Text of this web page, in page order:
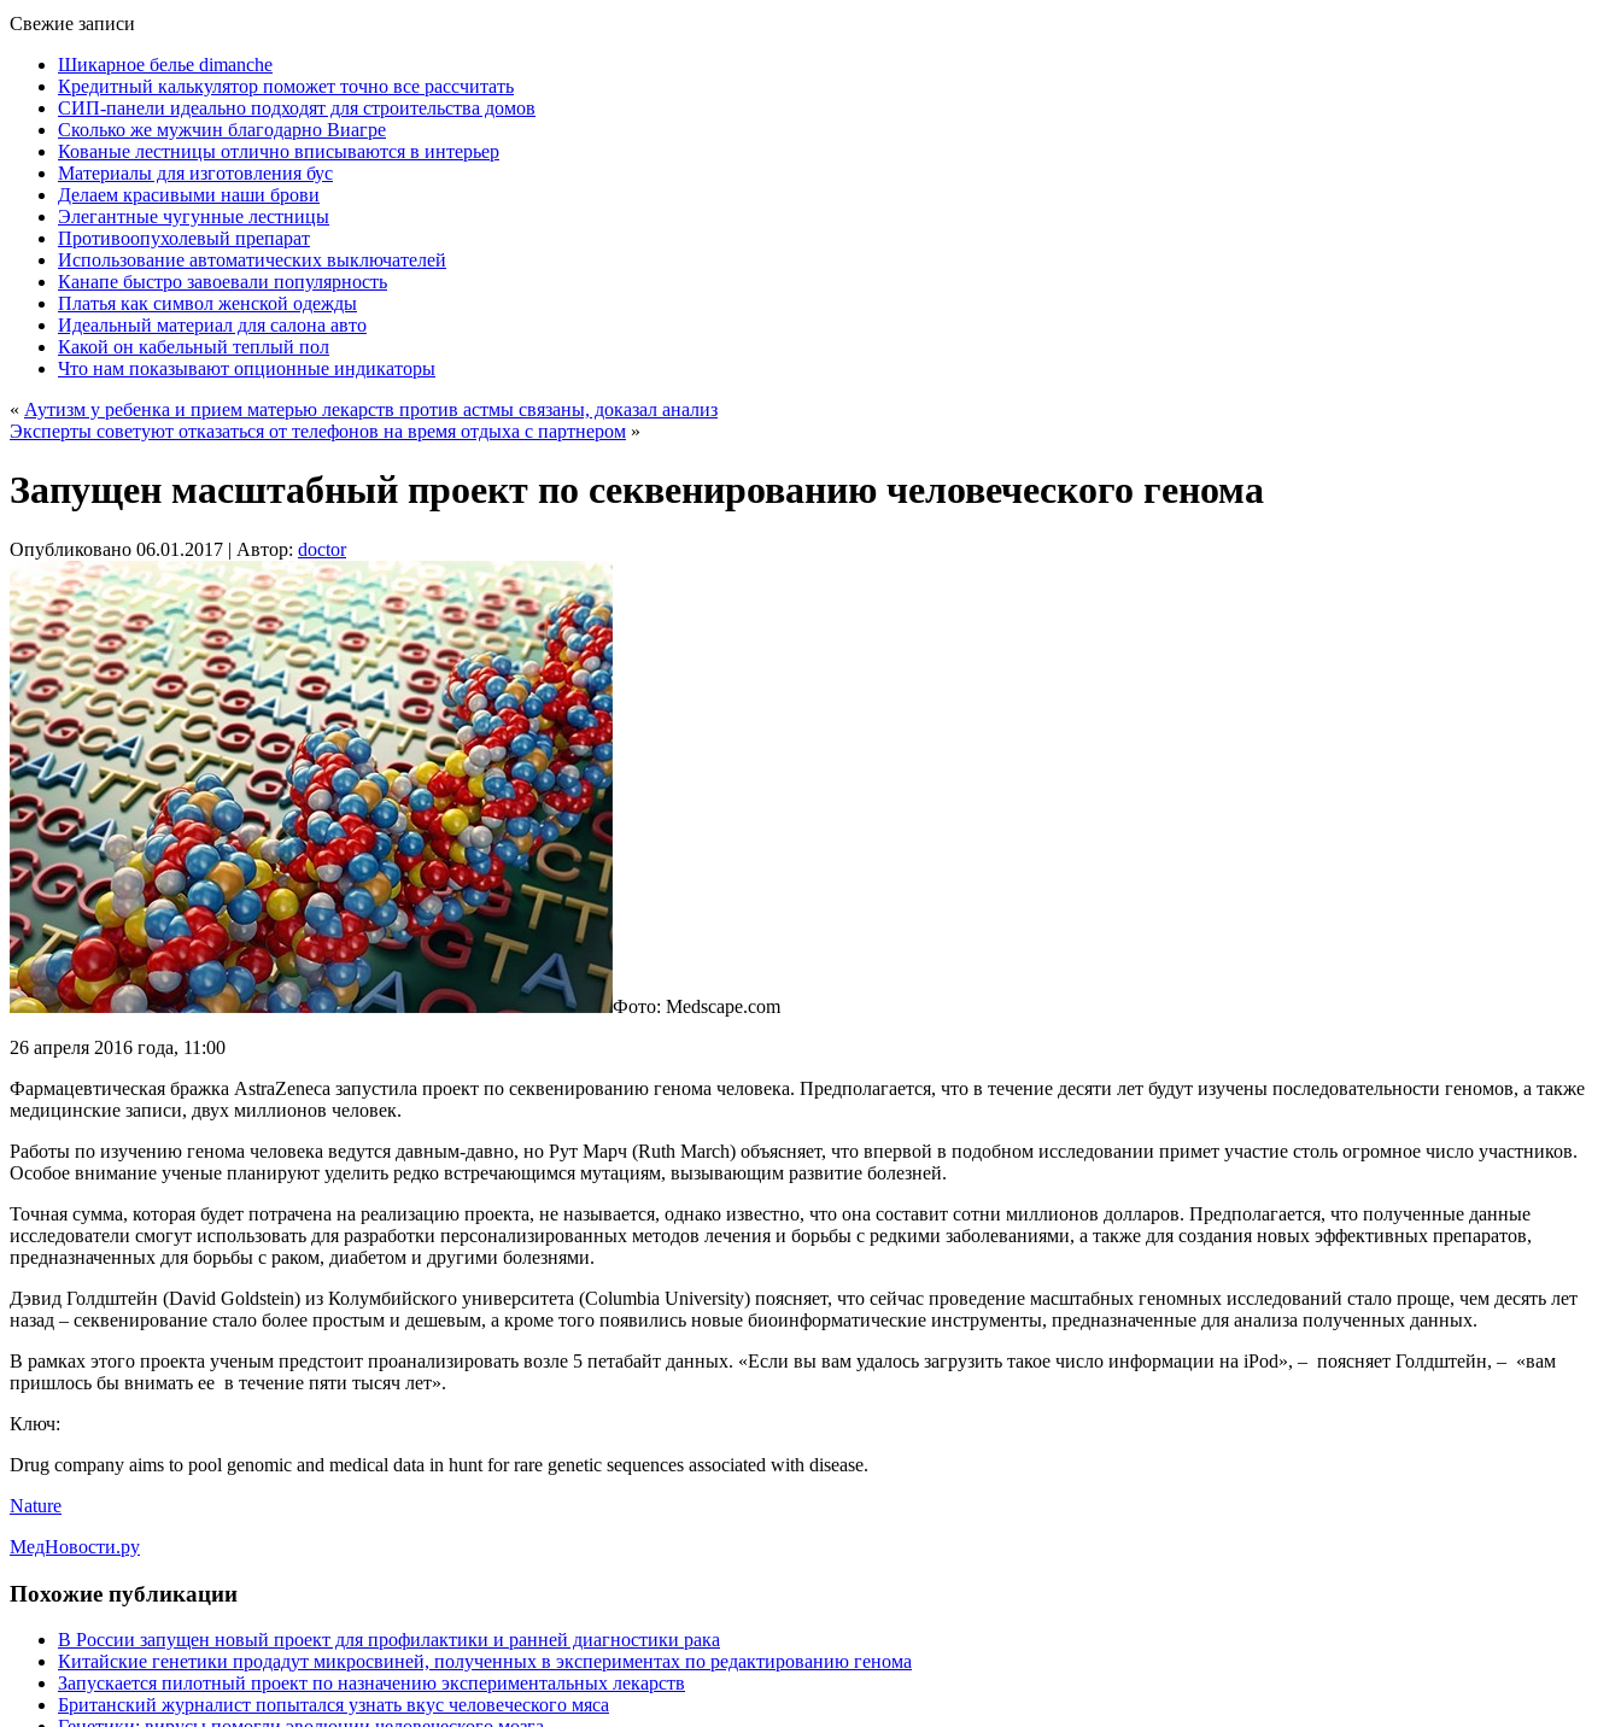
Свежие записи
Шикарное белье dimanche
Кредитный калькулятор поможет точно все рассчитать
СИП-панели идеально подходят для строительства домов
Сколько же мужчин благодарно Виагре
Кованые лестницы отлично вписываются в интерьер
Материалы для изготовления бус
Делаем красивыми наши брови
Элегантные чугунные лестницы
Противоопухолевый препарат
Использование автоматических выключателей
Канапе быстро завоевали популярность
Платья как символ женской одежды
Идеальный материал для салона авто
Какой он кабельный теплый пол
Что нам показывают опционные индикаторы
« Аутизм у ребенка и прием матерью лекарств против астмы связаны, доказал анализ
Эксперты советуют отказаться от телефонов на время отдыха с партнером »
Запущен масштабный проект по секвенированию человеческого генома
Опубликовано 06.01.2017 | Автор: doctor
Фото: Medscape.com
26 апреля 2016 года, 11:00
Фармацевтическая бражка AstraZeneca запустила проект по секвенированию генома человека. Предполагается, что в течение десяти лет будут изучены последовательности геномов, а также
медицинские записи, двух миллионов человек.
Работы по изучению генома человека ведутся давным-давно, но Рут Марч (Ruth March) объясняет, что впервой в подобном исследовании примет участие столь огромное число участников.
Особое внимание ученые планируют уделить редко встречающимся мутациям, вызывающим развитие болезней.
Точная сумма, которая будет потрачена на реализацию проекта, не называется, однако известно, что она составит сотни миллионов долларов. Предполагается, что полученные данные
исследователи смогут использовать для разработки персонализированных методов лечения и борьбы с редкими заболеваниями, а также для создания новых эффективных препаратов,
предназначенных для борьбы с раком, диабетом и другими болезнями.
Дэвид Голдштейн (David Goldstein) из Колумбийского университета (Columbia University) поясняет, что сейчас проведение масштабных геномных исследований стало проще, чем десять лет
назад – секвенирование стало более простым и дешевым, а кроме того появились новые биоинформатические инструменты, предназначенные для анализа полученных данных.
В рамках этого проекта ученым предстоит проанализировать возле 5 петабайт данных. «Если вы вам удалось загрузить такое число информации на iPod», – поясняет Голдштейн, – «вам
пришлось бы внимать ее в течение пяти тысяч лет».
Ключ:
Drug company aims to pool genomic and medical data in hunt for rare genetic sequences associated with disease.
Nature
МедНовости.ру
Похожие публикации
В России запущен новый проект для профилактики и ранней диагностики рака
Китайские генетики продадут микросвиней, полученных в экспериментах по редактированию генома
Запускается пилотный проект по назначению экспериментальных лекарств
Британский журналист попытался узнать вкус человеческого мяса